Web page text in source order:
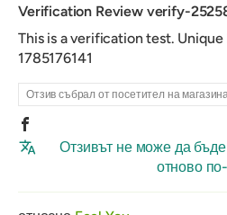
Verification Review verify-
This is a verification test.
1785176141
Отзив събрал от посетител на магазина
Отзивът не може да
отново